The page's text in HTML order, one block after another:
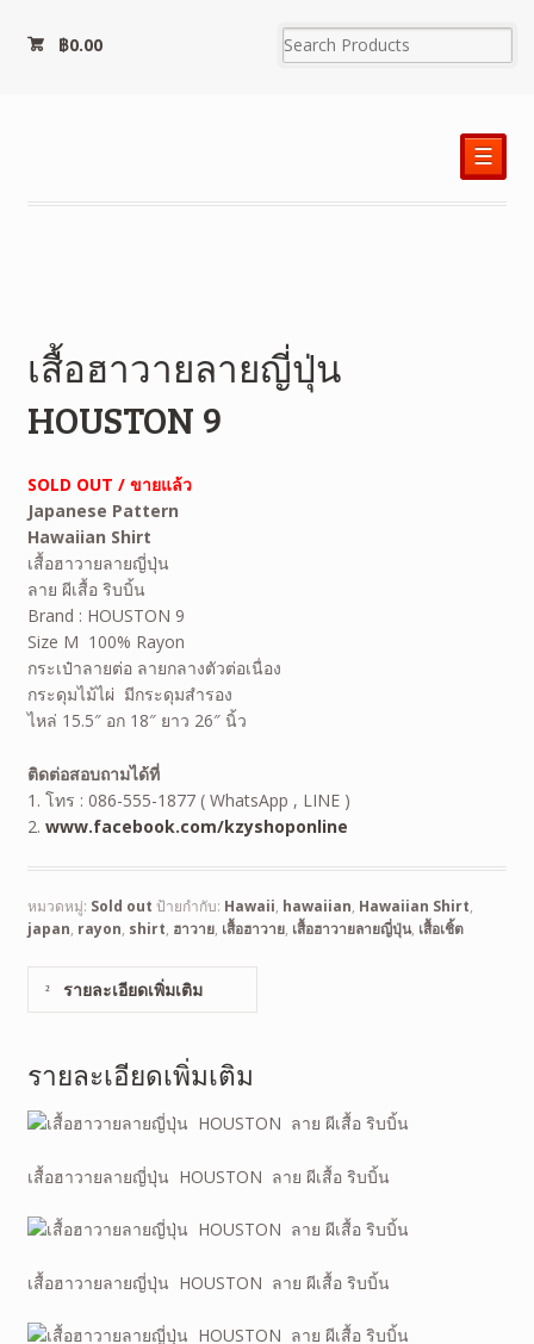
฿0.00
☰
เสื้อฮาวายลายญี่ปุ่น
HOUSTON 9
SOLD OUT / ขายแล้ว
Japanese Pattern
Hawaiian Shirt
เสื้อฮาวายลายญี่ปุ่น
ลาย ผีเสื้อ ริบบิ้น
Brand : HOUSTON 9
Size M 100% Rayon
กระเป๋าลายต่อ ลายกลางตัวต่อเนื่อง
กระดุมไม้ไผ่ มีกระดุมสำรอง
ไหล่ 15.5″ อก 18″ ยาว 26″ นิ้ว
ติดต่อสอบถามได้ที่
1. โทร : 086-555-1877 ( WhatsApp , LINE )
2. www.facebook.com/kzyshoponline
หมวดหมู่: Sold out ป้ายกำกับ: Hawaii, hawaiian, Hawaiian Shirt,
japan, rayon, shirt, ฮาวาย, เสื้อฮาวาย, เสื้อฮาวายลายญี่ปุ่น, เสื้อเชิ้ต
รายละเอียดเพิ่มเติม
รายละเอียดเพิ่มเติม
เสื้อฮาวายลายญี่ปุ่น HOUSTON ลาย ผีเสื้อ ริบบิ้น
เสื้อฮาวายลายญี่ปุ่น HOUSTON ลาย ผีเสื้อ ริบบิ้น